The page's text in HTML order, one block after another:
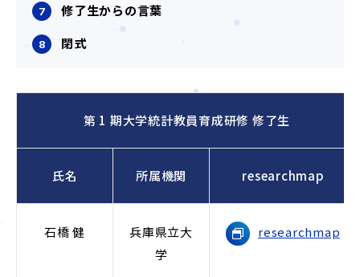
修了生からの言葉
閉式
第 1 期大学統計教員育成研修 修了生
氏名 所属機関 researchmap
石橋 健
兵庫県立大
学
researchmap